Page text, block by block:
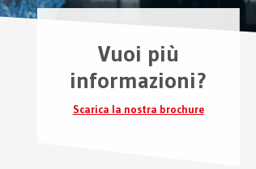
Vuoi più
informazioni?
Scarica la nostra brochure